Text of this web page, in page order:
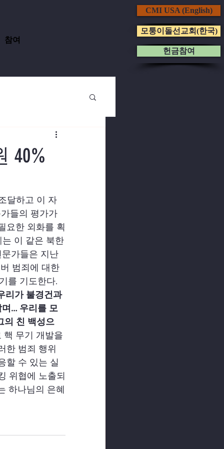
CMI USA (English)
참여
모퉁이돌선교회(한국)
헌금참여
40%
달하고 이 자
들의 평가가
요한 외화를 획
이 같은 북한
가들은 지난
범죄에 대한
를 기도한다.
리가 불경건과
… 우리를 모
의 친 백성으
핵 무기 개발을
한 범죄 행위
할 수 있는 실
위협에 노출되
하나님의 은혜